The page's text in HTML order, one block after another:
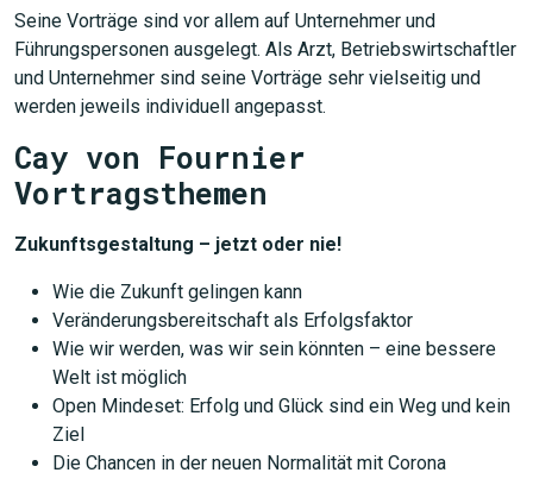
Seine Vorträge sind vor allem auf Unternehmer und
Führungspersonen ausgelegt. Als Arzt, Betriebswirtschaftler
und Unternehmer sind seine Vorträge sehr vielseitig und
werden jeweils individuell angepasst.
Cay von Fournier
Vortragsthemen
Zukunftsgestaltung – jetzt oder nie!
Wie die Zukunft gelingen kann
Veränderungsbereitschaft als Erfolgsfaktor
Wie wir werden, was wir sein könnten – eine bessere
Welt ist möglich
Open Mindeset: Erfolg und Glück sind ein Weg und kein
Ziel
Die Chancen in der neuen Normalität mit Corona